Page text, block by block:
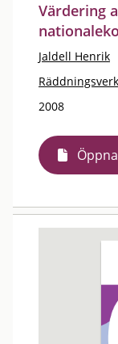
Värdering
Jaldell Henrik
2008